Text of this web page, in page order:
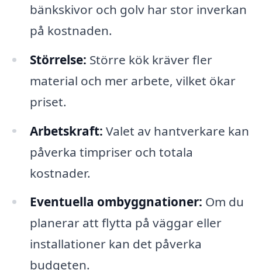
bänkskivor och golv har stor inverkan
på kostnaden.
Störrelse: Större kök kräver fler
material och mer arbete, vilket ökar
priset.
Arbetskraft: Valet av hantverkare kan
påverka timpriser och totala
kostnader.
Eventuella ombyggnationer: Om du
planerar att flytta på väggar eller
installationer kan det påverka
budgeten.